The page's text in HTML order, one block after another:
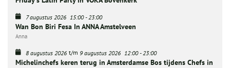
7 augustus 2026 15:00-23:00
Wan Bon Biri Fesa In ANNA Amstelveen
Anna
8 augustus 2026 t/m 9 augustus 2026 12:00-23:00
Michelinchefs keren terug in Amsterdamse Bos tijdens Chefs in